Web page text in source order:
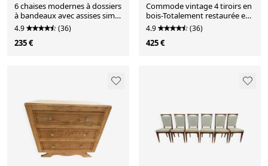
6 chaises modernes à dossiers
à bandeaux avec assises simili
cuir vert
4.9 (36)
235 €
Commode vintage 4 tiroirs en
bois-Totalement restaurée et
relookée
4.9 (36)
425 €